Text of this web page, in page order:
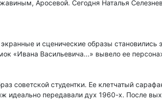
Аросевой. Сегодня Наталья
и сценические образы становились
«Ивана Васильевича...» вывело ее
советской студентки. Ее клетчатый
идеально передавали дух 1960-х. После